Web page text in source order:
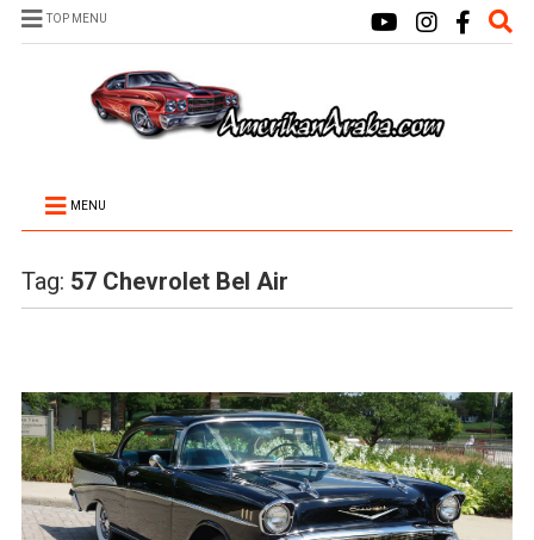
TOP MENU
MENU
Tag: 57 Chevrolet Bel Air